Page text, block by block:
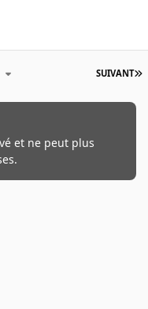
SUIVANT
et ne peut plus